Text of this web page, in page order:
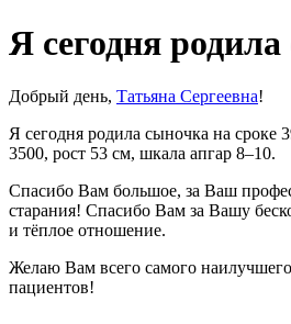
Я сегодня
Добрый день, Татьяна Сергеевна!
Я сегодня родила сыночка на сроке
3500, рост 53 см, шкала апгар 8–10.
Спасибо Вам большое, за Ваш
старания! Спасибо Вам за Вашу
и тёплое отношение.
Желаю Вам всего самого
пациентов!